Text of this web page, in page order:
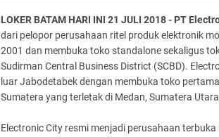
LOKER BATAM HARI INI 21 JULI 2018 - PT
dari pelopor perusahaan ritel produk elektronik
2001 dan membuka toko standalone sekaligus
Sudirman Central Business District (SCBD).
luar Jabodetabek dengan membuka toko
Sumatera yang terletak di Medan, Sumatera
Electronic City resmi menjadi perusahaan